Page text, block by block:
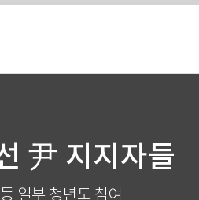
尹 지지자들
일부 청년도 참여